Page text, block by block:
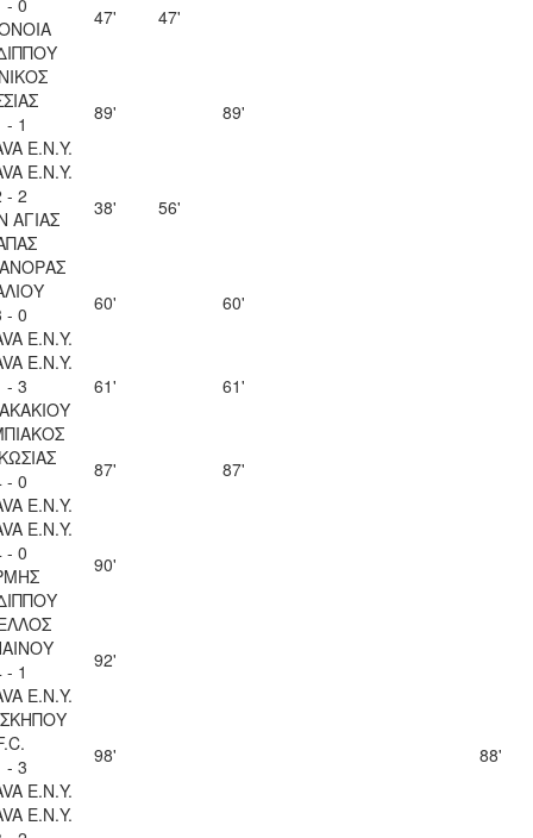
47' 47'
- 1
Ε.Ν.Y.
89' 89'
Ε.Ν.Y.
- 2
ΑΓΙΑΣ
38' 56'
- 0
Ε.Ν.Y.
60' 60'
Ε.Ν.Y.
- 3
61'
61'
- 0
Ε.Ν.Y.
87' 87'
Ε.Ν.Y.
- 0
90'
- 1
Ε.Ν.Y.
92'
- 3
Ε.Ν.Y.
98' 88'
Ε.Ν.Y.